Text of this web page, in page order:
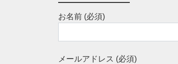
お名前 (必須)
メールアドレス (必須)